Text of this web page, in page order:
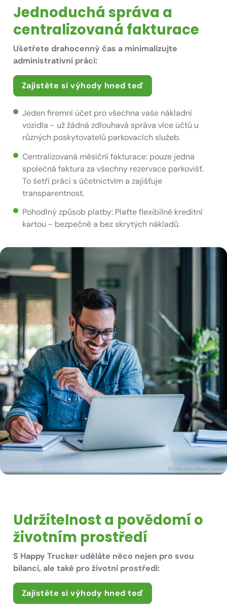
Jednoduchá správa a
centralizovaná fakturace
Ušetřete drahocenný čas a minimalizujte
administrativní práci:
Zajistěte si výhody hned teď
Jeden firemní účet pro všechna vaše nákladní
vozidla - už žádná zdlouhavá správa více účtů u
různých poskytovatelů parkovacích služeb.
Centralizovaná měsíční fakturace: pouze jedna
společná faktura za všechny rezervace parkovišť.
To šetří práci s účetnictvím a zajišťuje
transparentnost.
Pohodlný způsob platby: Plaťte flexibilně kreditní
kartou - bezpečně a bez skrytých nákladů.
Udržitelnost a povědomí o
životním prostředí
S Happy Truckeruděláte něco nejen pro svou
bilanci, ale také pro životní prostředí:
Zajistěte si výhody hned teď